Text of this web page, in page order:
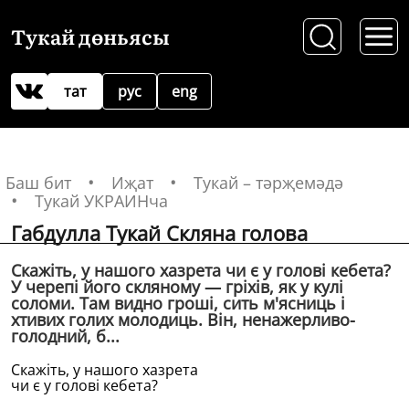
Тукай дөньясы
рус
тат eng
Баш бит Иҗат
Тукай – тәрҗемәдә
Тукай УКРАИНча
Габдулла Тукай Скляна голова
Скажiть, у нашого хазрета чи є у головi кебета?
У черепі його скляному — грiхiв, як у кулi
соломи. Там видно грошi, сить м'ясниць i
хтивих голих молодиць. Вiн, ненажерливо-
голодний, б...
Скажiть, у нашого хазрета
чи є у головi кебета?